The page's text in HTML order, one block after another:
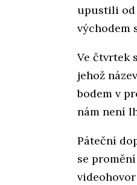
upustili od
východem
Ve čtvrtek
jehož
bodem v
nám není
Páteční
se